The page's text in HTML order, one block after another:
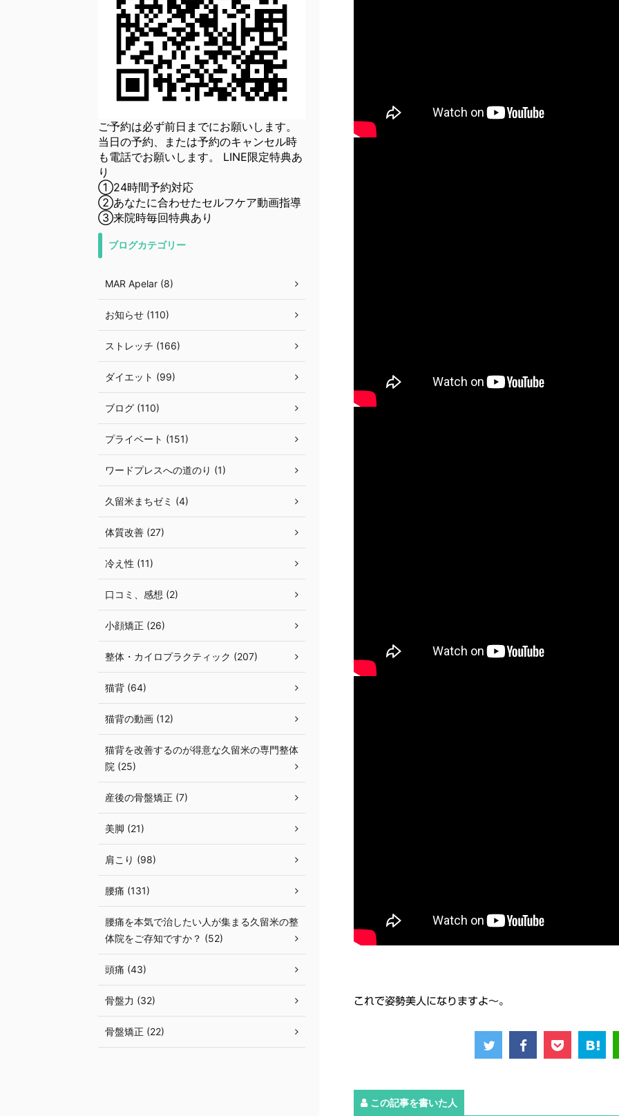
これで姿勢美人になりますよ～。
この記事を書いた人
ご予約は必ず前日までにお願いします。
当日の予約、または予約のキャンセル時
も電話でお願いします。 LINE限定特典あ
り
①24時間予約対応
②あなたに合わせたセルフケア動画指導
③来院時毎回特典あり
ブログカテゴリー
MAR Apelar (8)
お知らせ (110)
ストレッチ (166)
ダイエット (99)
ブログ (110)
プライベート (151)
ワードプレスへの道のり (1)
久留米まちゼミ (4)
体質改善 (27)
冷え性 (11)
口コミ、感想 (2)
小顔矯正 (26)
整体・カイロプラクティック (207)
猫背 (64)
猫背の動画 (12)
猫背を改善するのが得意な久留米の専門整体
院 (25)
産後の骨盤矯正 (7)
美脚 (21)
肩こり (98)
腰痛 (131)
腰痛を本気で治したい人が集まる久留米の整
体院をご存知ですか？ (52)
頭痛 (43)
骨盤力 (32)
骨盤矯正 (22)